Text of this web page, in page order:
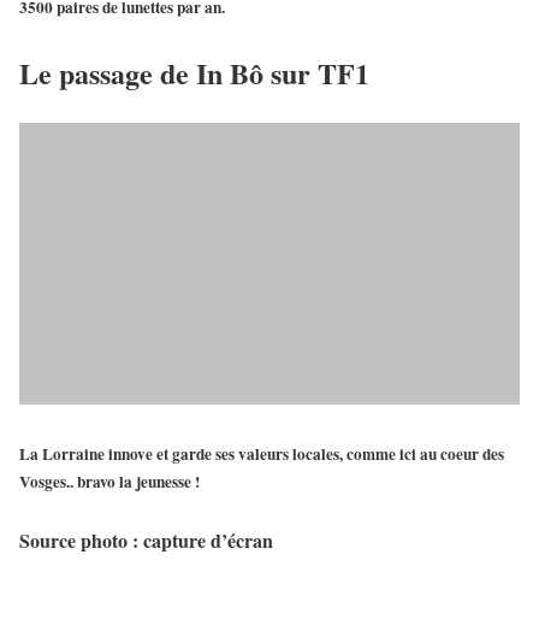
3500 paires de lunettes par an.
Le passage de In Bô sur TF1
La Lorraine innove et garde ses valeurs locales, comme ici au coeur des
Vosges.. bravo la jeunesse !
Source photo : capture d’écran